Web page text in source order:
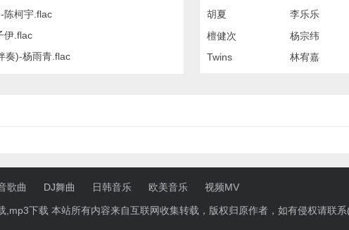
陈柯宇.flac
伊.flac
奏)-杨雨青.flac
胡夏
李乐乐
檀健次
杨宗纬
Twins
林宥嘉
歌曲 DJ舞曲 日韩音乐 欧美音乐 视频MV
下载 本站所有内容来自互联网收集转载，版权归原作者，如有侵权请联系